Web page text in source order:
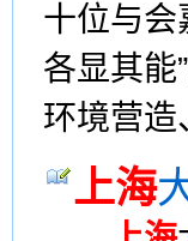
十位与会
各显其能
环境营造
上海